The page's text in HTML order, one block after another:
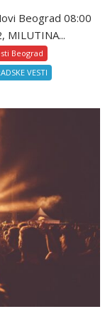
Beograd 08:00
MILUTINA...
Beograd
VESTI